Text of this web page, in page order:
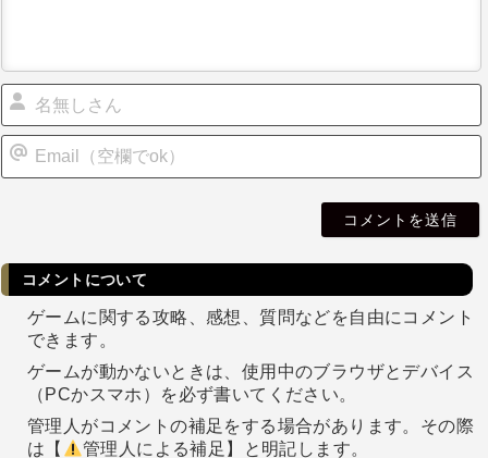
コメントについて
ゲームに関する攻略、感想、質問などを自由にコメント
できます。
ゲームが動かないときは、使用中のブラウザとデバイス
（PCかスマホ）を必ず書いてください。
管理人がコメントの補足をする場合があります。その際
は【
管理人による補足】と明記します。